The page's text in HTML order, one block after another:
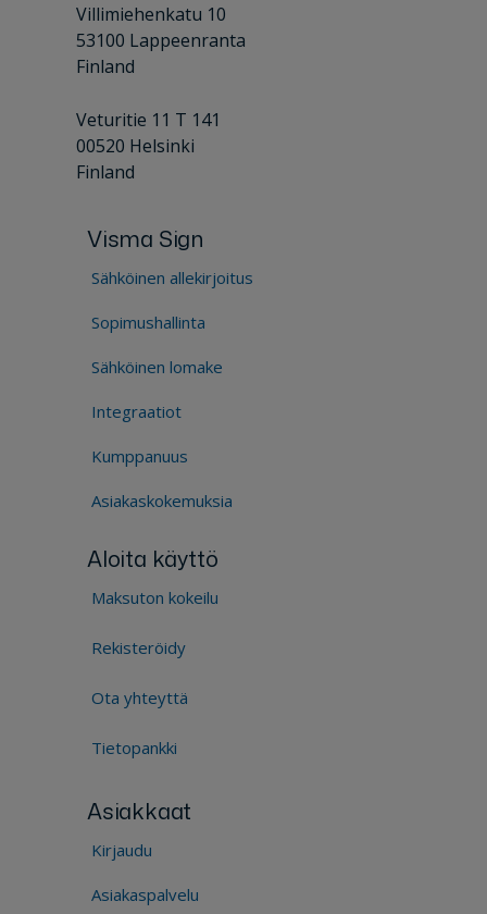
Villimiehenkatu 10
53100 Lappeenranta
Finland
Veturitie 11 T 141
00520 Helsinki
Finland
Visma Sign
Sähköinen allekirjoitus
Sopimushallinta
Sähköinen lomake
Integraatiot
Kumppanuus
Asiakaskokemuksia
Aloita käyttö
Maksuton kokeilu
Rekisteröidy
Ota yhteyttä
Tietopankki
Asiakkaat
Kirjaudu
Asiakaspalvelu